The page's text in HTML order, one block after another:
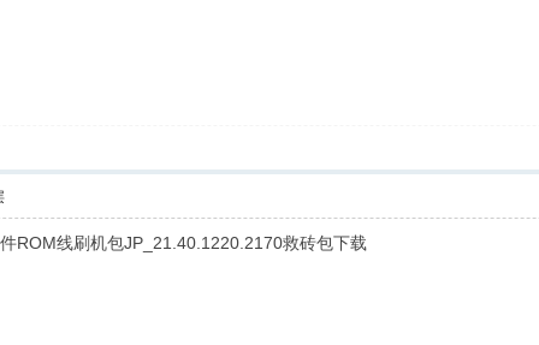
ROM线刷机包JP_21.40.1220.2170救砖包下载